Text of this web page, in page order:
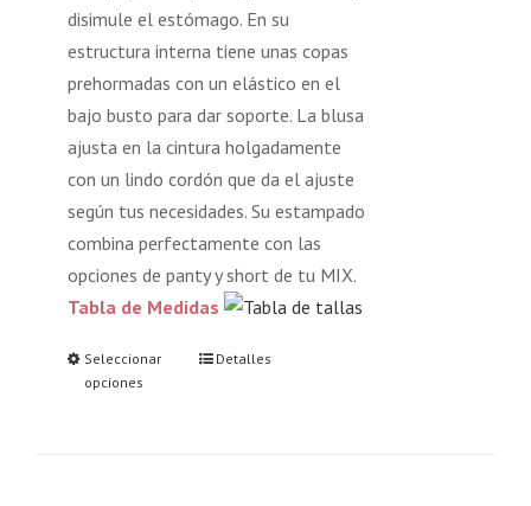
disimule el estómago. En su
estructura interna tiene unas copas
prehormadas con un elástico en el
bajo busto para dar soporte. La blusa
ajusta en la cintura holgadamente
con un lindo cordón que da el ajuste
según tus necesidades. Su estampado
combina perfectamente con las
opciones de panty y short de tu MIX.
Tabla de Medidas
Seleccionar
opciones
Detalles